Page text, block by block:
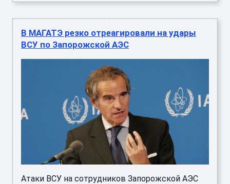
В МАГАТЭ резко отреагировали на удары
ВСУ по Запорожской АЭС
Атаки ВСУ на сотрудников Запорожской АЭС